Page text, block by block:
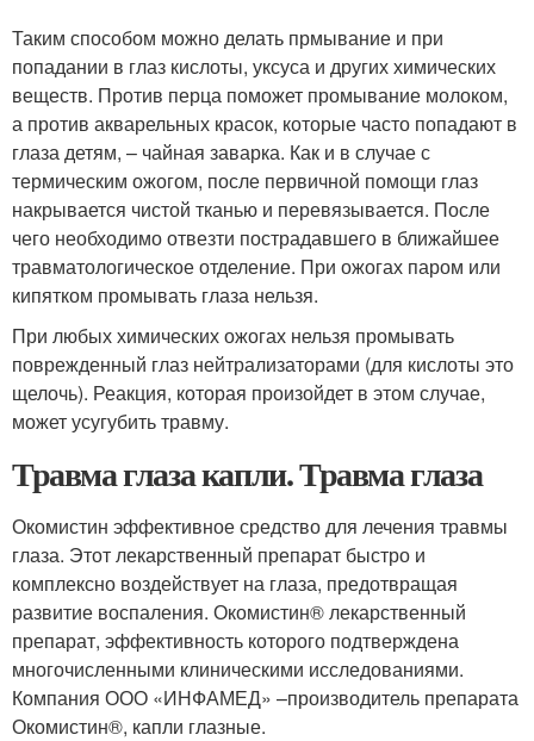
Таким способом можно делать прмывание и при
попадании в глаз кислоты, уксуса и других химических
веществ. Против перца поможет промывание молоком,
а против акварельных красок, которые часто попадают в
глаза детям, – чайная заварка. Как и в случае с
термическим ожогом, после первичной помощи глаз
накрывается чистой тканью и перевязывается. После
чего необходимо отвезти пострадавшего в ближайшее
травматологическое отделение. При ожогах паром или
кипятком промывать глаза нельзя.
При любых химических ожогах нельзя промывать
поврежденный глаз нейтрализаторами (для кислоты это
щелочь). Реакция, которая произойдет в этом случае,
может усугубить травму.
Травма глаза капли. Травма глаза
Окомистин эффективное средство для лечения травмы
глаза. Этот лекарственный препарат быстро и
комплексно воздействует на глаза, предотвращая
развитие воспаления. Окомистин® лекарственный
препарат, эффективность которого подтверждена
многочисленными клиническими исследованиями.
Компания ООО «ИНФАМЕД» –производитель препарата
Окомистин®, капли глазные.